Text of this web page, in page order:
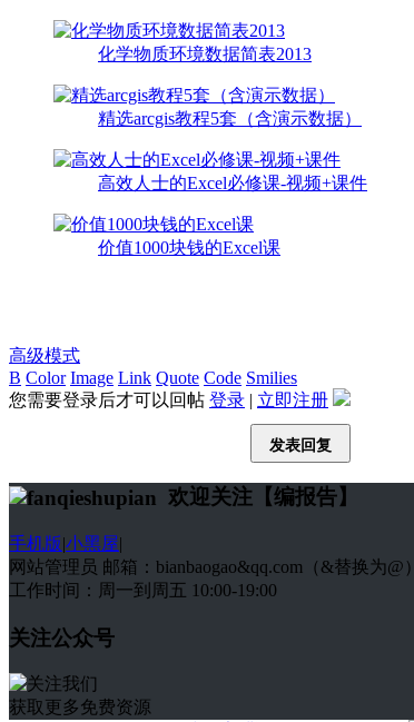
化学物质环境数据简表2013
精选arcgis教程5套（含演示数据）
高效人士的Excel必修课-视频+课件
价值1000块钱的Excel课
高级模式
B Color Image Link Quote Code Smilies
您需要登录后才可以回帖 登录 | 立即注册
发表回复
欢迎关注【编报告】
手机版|小黑屋|
网站管理员 邮箱：bianbaogao&qq.com（&替换为@）
工作时间：周一到周五 10:00-19:00
关注公众号
获取更多免费资源